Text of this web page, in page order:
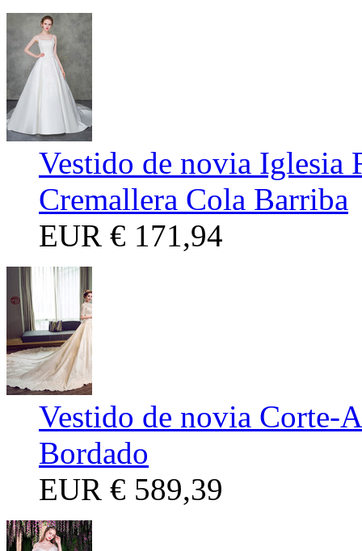
Vestido de novia Iglesia
Cremallera Cola Barriba
EUR € 171,94
Vestido de novia Corte-
Bordado
EUR € 589,39